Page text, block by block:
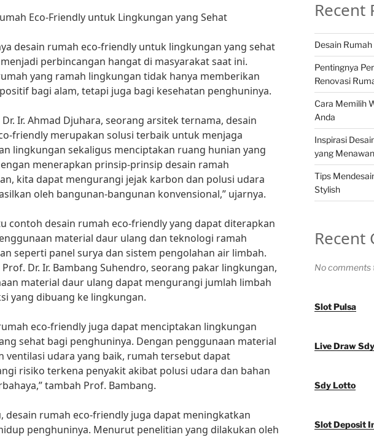
Eco-Friendly untuk Lingkungan yang Sehat
desain rumah eco-friendly untuk lingkungan yang sehat
perbincangan hangat di masyarakat saat ini.
yang ramah lingkungan tidak hanya memberikan
bagi alam, tetapi juga bagi kesehatan penghuninya.
Ir. Ahmad Djuhara, seorang arsitek ternama, desain
friendly merupakan solusi terbaik untuk menjaga
lingkungan sekaligus menciptakan ruang hunian yang
menerapkan prinsip-prinsip desain ramah
kita dapat mengurangi jejak karbon dan polusi udara
oleh bangunan-bangunan konvensional,” ujarnya.
contoh desain rumah eco-friendly yang dapat diterapkan
material daur ulang dan teknologi ramah
seperti panel surya dan sistem pengolahan air limbah.
Dr. Ir. Bambang Suhendro, seorang pakar lingkungan,
material daur ulang dapat mengurangi jumlah limbah
yang dibuang ke lingkungan.
eco-friendly juga dapat menciptakan lingkungan
sehat bagi penghuninya. Dengan penggunaan material
ventilasi udara yang baik, rumah tersebut dapat
risiko terkena penyakit akibat polusi udara dan bahan
tambah Prof. Bambang.
desain rumah eco-friendly juga dapat meningkatkan
penghuninya. Menurut penelitian yang dilakukan oleh
Recent
Desain
Pentingnya
Renovasi
Cara Memilih
Anda
Inspirasi
yang Menawan
Tips
Stylish
Recent
No comments
Slot Pulsa
Live Draw Sdy
Sdy Lotto
Slot Deposit